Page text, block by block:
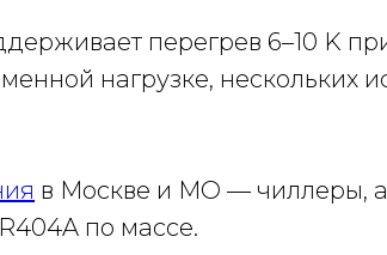
перегрев 6–10 K
нагрузке, нескольких
в Москве и МО — чиллеры,
по массе.